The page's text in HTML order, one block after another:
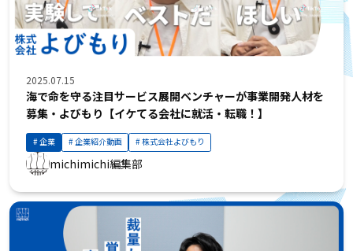
2025.07.15
海で命を守る注目サービス展開ベンチャーが事業開発人材を
募集・よびもり【イケてる会社に就活・転職！】
企業 企業紹介動画 株式会社よびもり
michimichi編集部